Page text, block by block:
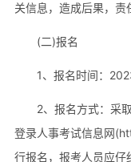
关信息，造成后果，责
(二)报名
1、报名时间：
2、报名方式：采
登录人事考试信息网
行报名，报考人员应仔